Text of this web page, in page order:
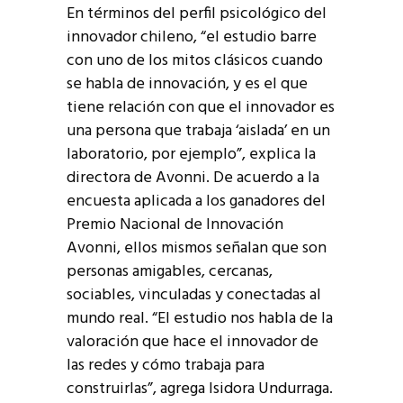
En términos del perfil psicológico del
innovador chileno, “el estudio barre
con uno de los mitos clásicos cuando
se habla de innovación, y es el que
tiene relación con que el innovador es
una persona que trabaja ‘aislada’ en un
laboratorio, por ejemplo”, explica la
directora de Avonni. De acuerdo a la
encuesta aplicada a los ganadores del
Premio Nacional de Innovación
Avonni, ellos mismos señalan que son
personas amigables, cercanas,
sociables, vinculadas y conectadas al
mundo real. “El estudio nos habla de la
valoración que hace el innovador de
las redes y cómo trabaja para
construirlas”, agrega Isidora Undurraga.